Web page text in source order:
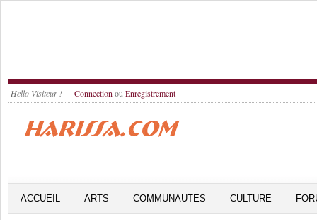
Hello Visiteur ! Connection ou Enregistrement
ACCUEIL ARTS COMMUNAUTES CULTURE